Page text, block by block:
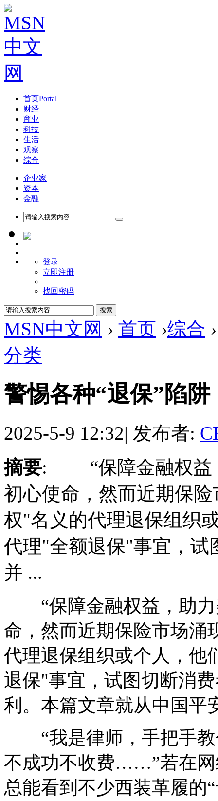
首页Portal
财经
商业
科技
生活
观察
综合
企业家
资本
金融
登录
立即注册
找回密码
MSN中文网 › 首页 ›综合 ›
分类
警惕各种“退保”陷
2025-5-9 12:32| 发布者:
摘要: “保障金融权益，
初心使命，然而近期保
权"名义的代理退保组织
代理"全额退保"事宜，试
并 ...
“保障金融权益，助力
命，然而近期保险市场涌
代理退保组织或个人，他
退保"事宜，试图切断消
利。本篇文章就从中国平
“我是律师，手把手教
不成功不收费……”若在网
总能看到不少西装革履的